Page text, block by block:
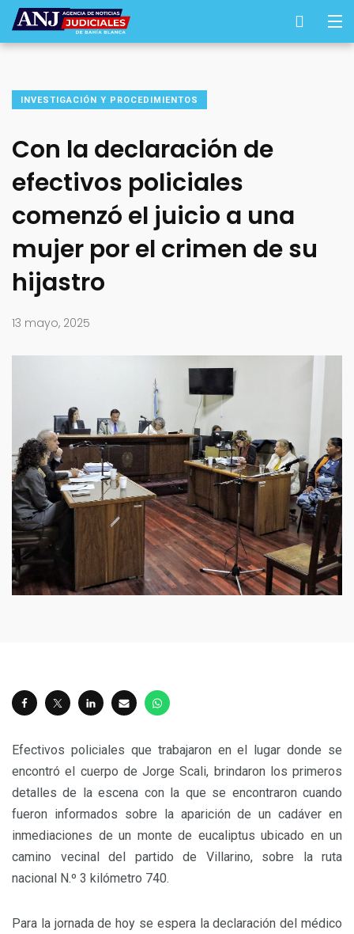
INVESTIGACIÓN Y PROCEDIMIENTOS
Con la declaración de
efectivos policiales
comenzó el juicio a una
mujer por el crimen de su
hijastro
13 mayo, 2025
Efectivos policiales que trabajaron en el lugar donde se
encontró el cuerpo de Jorge Scali, brindaron los primeros
detalles de la escena con la que se encontraron cuando
fueron informados sobre la aparición de un cadáver en
inmediaciones de un monte de eucaliptus ubicado en un
camino vecinal del partido de Villarino, sobre la ruta
nacional N.º 3 kilómetro 740.
Para la jornada de hoy se espera la declaración del médico